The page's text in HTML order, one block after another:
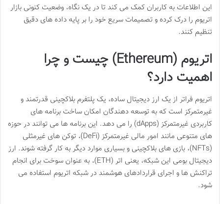
این اطلاعات به کاربران کمک می کند تا در یک نگاه، وضعیت کنونی بازار
اتریوم را درک کرده و تصمیمات سریع خود را بر پایه داده های دقیق
تنظیم کنند.
اتریوم (Ethereum) چیست و چرا
اهمیت دارد؟
اتریوم فراتر از یک ارز دیجیتال ساده، یک پلتفرم بلاکچینی قدرتمند و
غیرمتمرکز است که به توسعه دهندگان امکان ساخت برنامه های
کاربردی غیرمتمرکز (dApps) را می دهد. این برنامه ها می توانند در حوزه
های متنوعی مانند امور مالی غیرمتمرکز (DeFi)، توکن های غیرمثلی
(NFTs)، بازی های بلاکچینی و بسیاری موارد دیگر به کار گرفته شوند. ارز
دیجیتال بومی این شبکه، یعنی اتر (ETH)، به عنوان سوخت برای انجام
تراکنش ها و اجرای قراردادهای هوشمند در شبکه اتریوم استفاده می
شود.